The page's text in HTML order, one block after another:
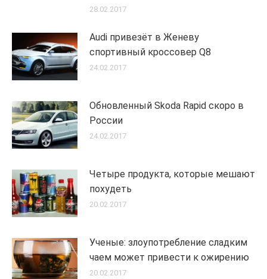
28.02.2017
Audi привезёт в Женеву
спортивный кроссовер Q8
24.02.2017
Обновленный Skoda Rapid скоро в
России
24.02.2017
Четыре продукта, которые мешают
похудеть
20.02.2017
Ученые: злоупотребление сладким
чаем может привести к ожирению
20.02.2017